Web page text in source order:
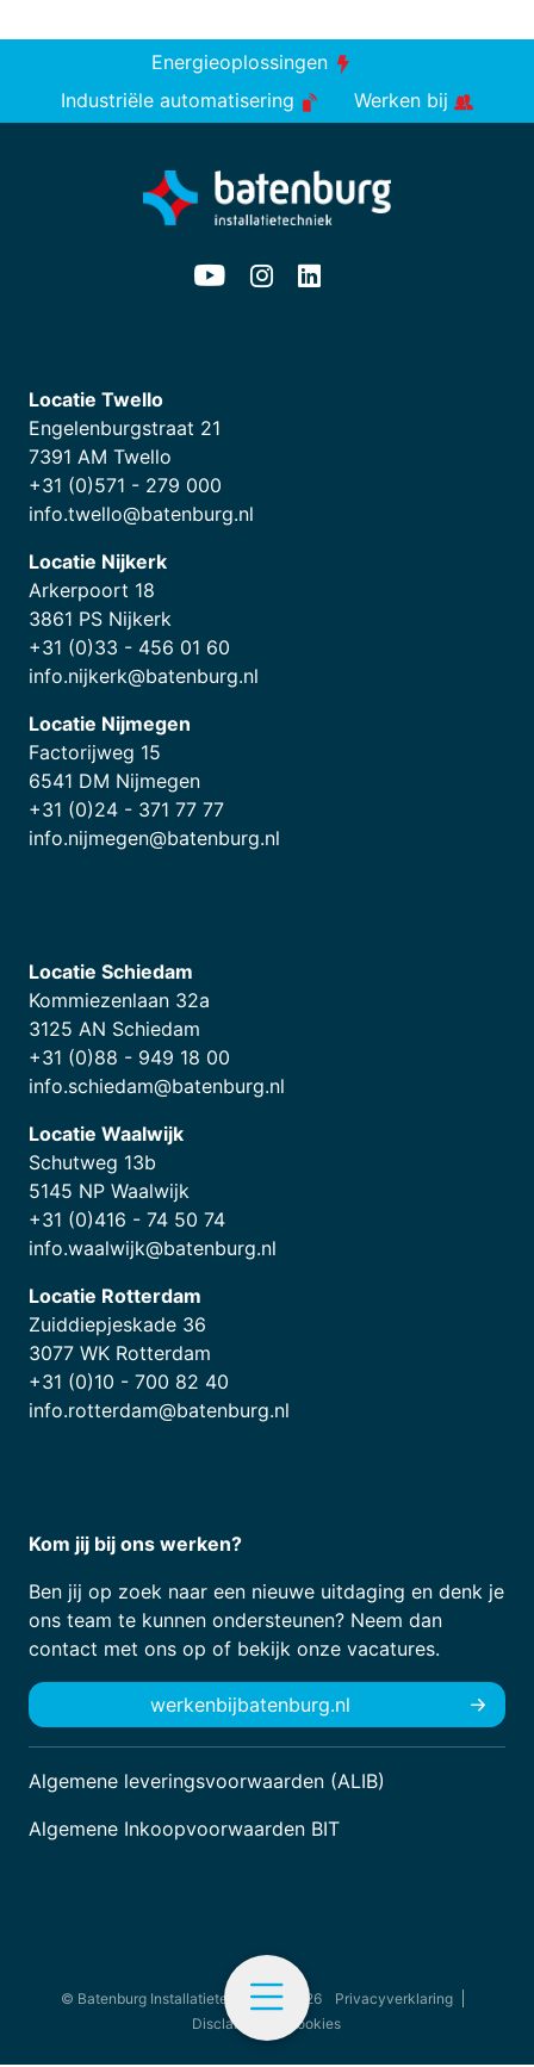
Energieoplossingen
Industriële automatisering
Werken bij
Locatie Twello
Engelenburgstraat 21
7391 AM Twello
+31 (0)571 - 279 000
info.twello@batenburg.nl
Locatie Nijkerk
Arkerpoort 18
3861 PS Nijkerk
+31 (0)33 - 456 01 60
info.nijkerk@batenburg.nl
Locatie Nijmegen
Factorijweg 15
6541 DM Nijmegen
+31 (0)24 - 371 77 77
info.nijmegen@batenburg.nl
Locatie Schiedam
Kommiezenlaan 32a
3125 AN Schiedam
+31 (0)88 - 949 18 00
info.schiedam@batenburg.nl
Locatie Waalwijk
Schutweg 13b
5145 NP Waalwijk
+31 (0)416 - 74 50 74
info.waalwijk@batenburg.nl
Locatie Rotterdam
Zuiddiepjeskade 36
3077 WK Rotterdam
+31 (0)10 - 700 82 40
info.rotterdam@batenburg.nl
Kom jij bij ons werken?
Ben jij op zoek naar een nieuwe uitdaging en denk je
ons team te kunnen ondersteunen? Neem dan
contact met ons op of bekijk onze vacatures.
werkenbijbatenburg.nl
Algemene leveringsvoorwaarden (ALIB)
Algemene Inkoopvoorwaarden BIT
© Batenburg Installatietechniek - 2026
Privacyverklaring
Disclaimer
Cookies